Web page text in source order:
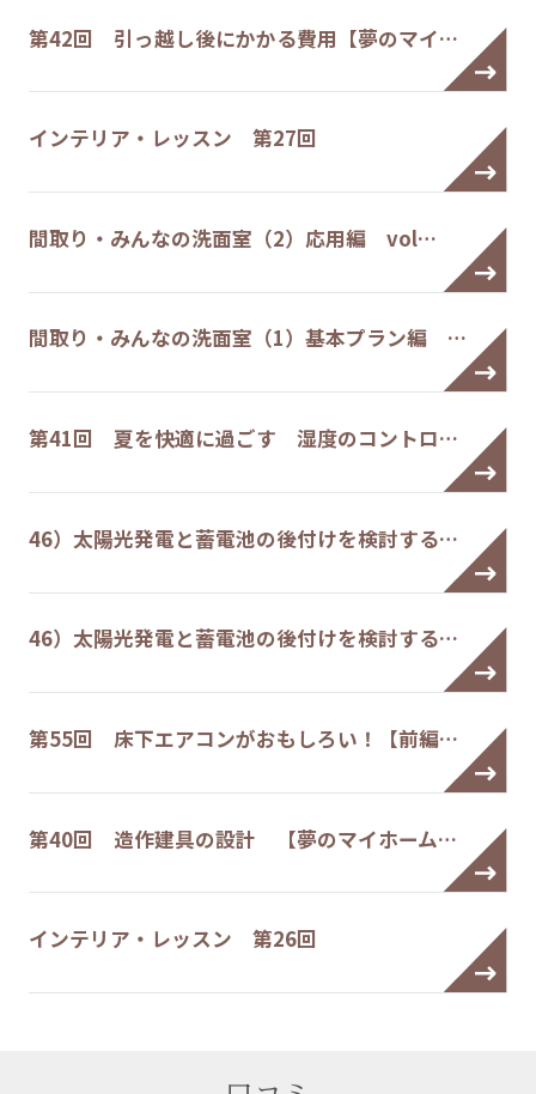
第42回 引っ越し後にかかる費用【夢のマイ…
インテリア・レッスン 第27回
間取り・みんなの洗面室（2）応用編 vol…
間取り・みんなの洗面室（1）基本プラン編 …
第41回 夏を快適に過ごす 湿度のコントロ…
46）太陽光発電と蓄電池の後付けを検討する…
46）太陽光発電と蓄電池の後付けを検討する…
第55回 床下エアコンがおもしろい！【前編…
第40回 造作建具の設計 【夢のマイホーム…
インテリア・レッスン 第26回